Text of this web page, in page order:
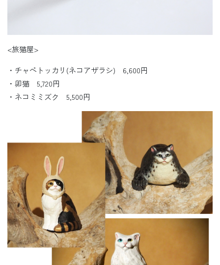
<旅猫屋>
・チャペトッカリ(ネコアザラシ) 6,600円
・卯猫 5,720円
・ネコミミズク 5,500円